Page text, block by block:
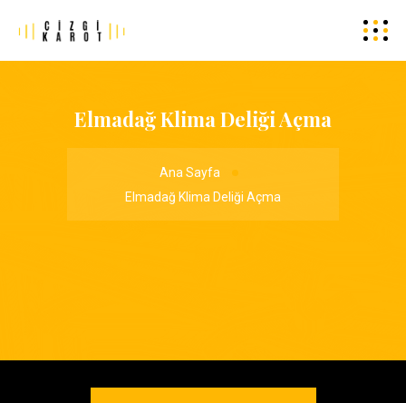
Elmadağ Klima Deliği Açma
Ana Sayfa
Elmadağ Klima Deliği Açma